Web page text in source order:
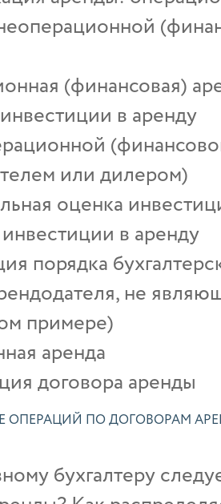
(финансовая)
в аренду
или дилером)
оценка
в аренду
порядка
не
примере)
аренда
договора аренды
ОПЕРАЦИЙ ПО ДОГОВОРАМ
бухгалтеру